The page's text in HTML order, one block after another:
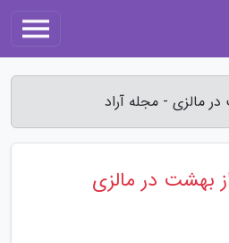
مالزی - مجله آراد
بهشت در مالزی